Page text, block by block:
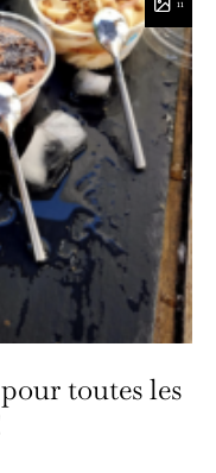
11
toutes les